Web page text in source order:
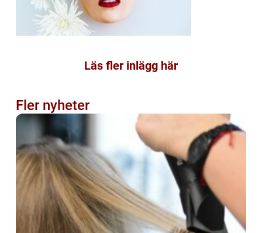
Läs fler inlägg här
Fler nyheter